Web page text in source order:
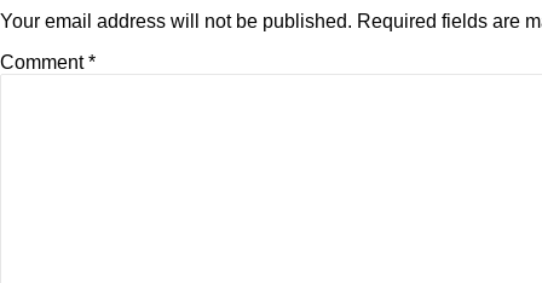
Your email address will not be published. Required fields are
Comment*